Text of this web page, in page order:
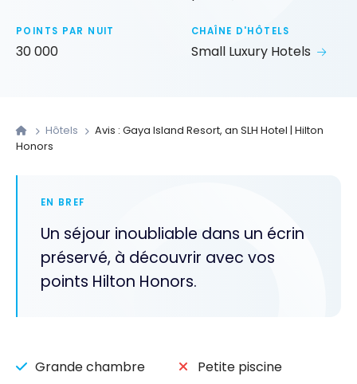
POINTS PAR NUIT
30 000
CHAÎNE D'HÔTELS
Small Luxury Hotels
Hôtels
Avis : Gaya Island Resort, an SLH Hotel | Hilton
Honors
EN BREF
Un séjour inoubliable dans un écrin
préservé, à découvrir avec vos
points Hilton Honors.
Grande chambre
Petite piscine